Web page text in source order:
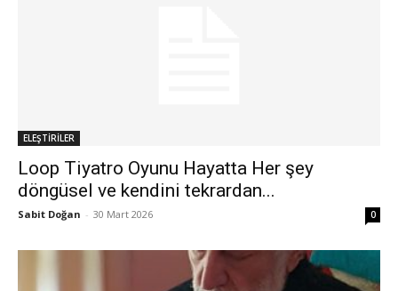
ELEŞTİRİLER
Loop Tiyatro Oyunu Hayatta Her şey
döngüsel ve kendini tekrardan...
Sabit Doğan - 30 Mart 2026 0